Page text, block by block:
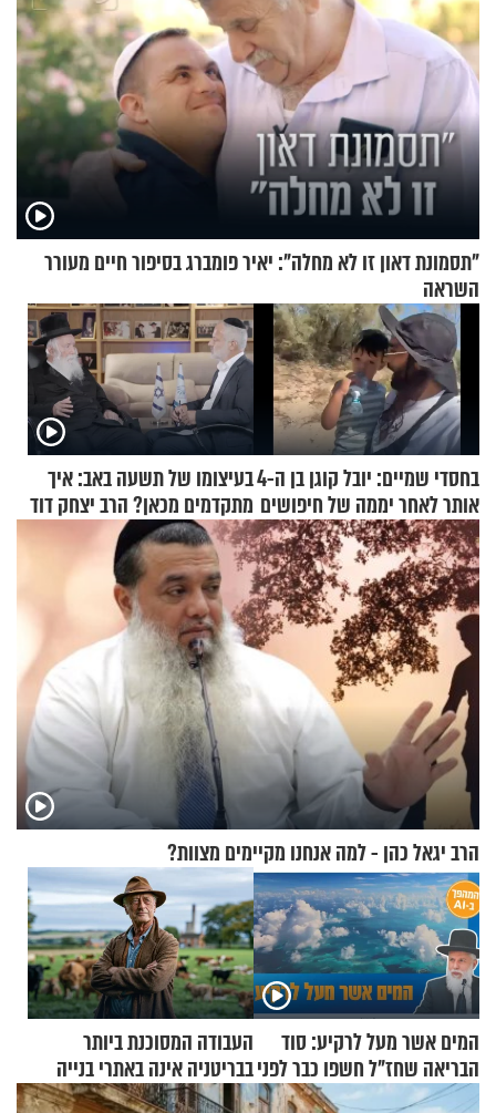
"תסמונת דאון זו לא מחלה": יאיר פומברג בסיפור חיים מעורר
השראה
בחסדי שמיים: יובל קוגן בן ה-4
אותר לאחר יממה של חיפושים
בעיצומו של תשעה באב: איך
מתקדמים מכאן? הרב יצחק דוד
גרוסמן בשיחה מיוחדת
הרב יגאל כהן - למה אנחנו מקיימים מצוות?
המים אשר מעל לרקיע: סוד
הבריאה שחז"ל חשפו כבר לפני
אלפי שנים
העבודה המסוכנת ביותר
בבריטניה אינה באתרי בנייה
אלא דווקא בשדות